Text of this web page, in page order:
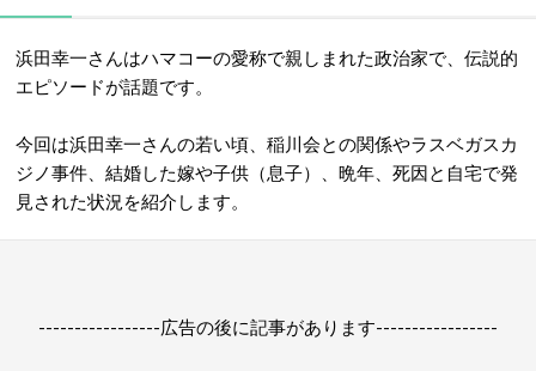
浜田幸一さんはハマコーの愛称で親しまれた政治家で、伝説的
エピソードが話題です。
今回は浜田幸一さんの若い頃、稲川会との関係やラスベガスカ
ジノ事件、結婚した嫁や子供（息子）、晩年、死因と自宅で発
見された状況を紹介します。
-----------------広告の後に記事があります-----------------